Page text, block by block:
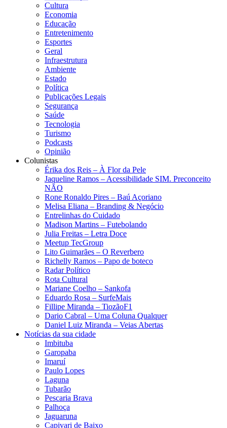
Cultura
Economia
Educação
Entretenimento
Esportes
Geral
Infraestrutura
Ambiente
Estado
Política
Publicações Legais
Segurança
Saúde
Tecnologia
Turismo
Podcasts
Opinião
Colunistas
Érika dos Reis​ – À Flor da Pele
Jaqueline Ramos – Acessibilidade SIM. Preconceito
NÃO
Rone Ronaldo Pires – Baú Açoriano
Melisa Eliana – Branding & Negócio
Entrelinhas do Cuidado
Madison Martins – Futebolando
Julia Freitas​ – Letra Doce
Meetup TecGroup
Lito Guimarães – O Reverbero
Richelly Ramos​ – Papo de boteco
Radar Político
Rota Cultural
Mariane Coelho – Sankofa
Eduardo Rosa​ – SurfeMais
Fillipe Miranda – TiozãoF1
Dario Cabral – Uma Coluna Qualquer
Daniel Luiz Miranda – Veias Abertas
Notícias da sua cidade
Imbituba
Garopaba
Imaruí
Paulo Lopes
Laguna
Tubarão
Pescaria Brava
Palhoça
Jaguaruna
Capivari de Baixo